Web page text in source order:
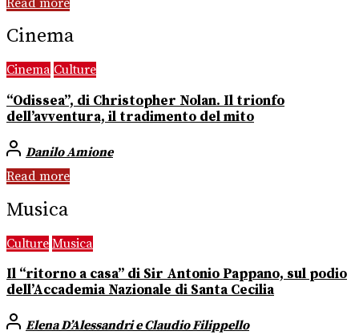
Cinema
Cinema Culture
“Odissea”, di Christopher Nolan. Il trionfo
dell’avventura, il tradimento del mito
Danilo Amione
Read more
Musica
Culture Musica
Il “ritorno a casa” di Sir Antonio Pappano, sul podio
dell’Accademia Nazionale di Santa Cecilia
Elena D’Alessandri e Claudio Filippello